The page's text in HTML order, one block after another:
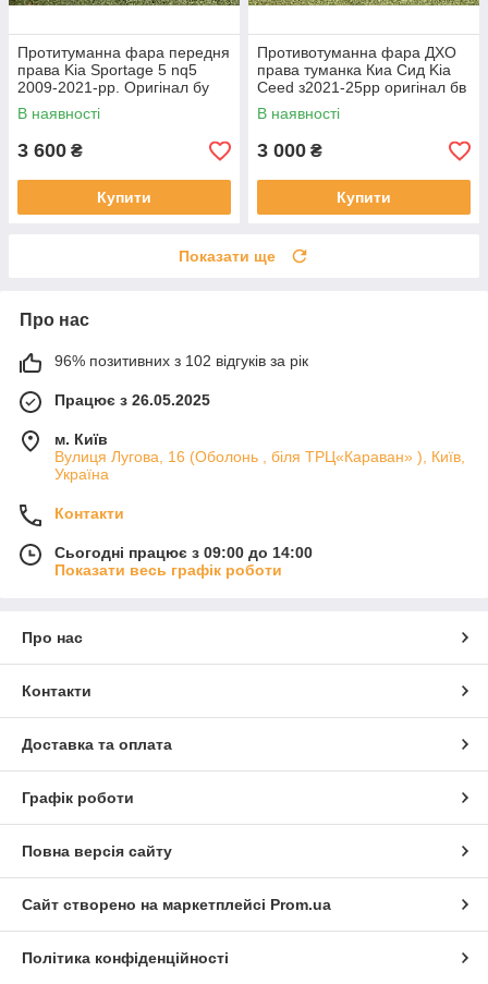
Протитуманна фара передня
права Kia Sportage 5 nq5
2009-2021-рр. Оригінал бу
92202R2000 проклеєна
тріщина скла в непомітному
місці
В наявності
3 600 ₴
Купити
Противотуманна фара ДХО
права туманка Киа Сид Kia
Ceed з2021-25рр оригінал бв
92207J7500 ціла
В наявності
3 000 ₴
Купити
Показати ще
Про нас
96% позитивних з 102 відгуків за рік
Працює з 26.05.2025
м. Київ
Вулиця Лугова, 16 (Оболонь , біля ТРЦ«Караван» ), Київ,
Україна
Контакти
Сьогодні працює з 09:00 до 14:00
Показати весь графік роботи
Про нас
Контакти
Доставка та оплата
Графік роботи
Повна версія сайту
Сайт створено на маркетплейсі Prom.ua
Політика конфіденційності